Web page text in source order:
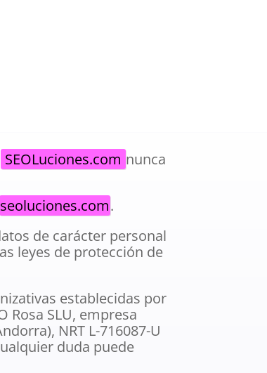
SEOLuciones.com nunca
seoluciones.com.
de carácter personal
leyes de protección de
establecidas por
Rosa SLU, empresa
NRT L-716087-U
duda puede